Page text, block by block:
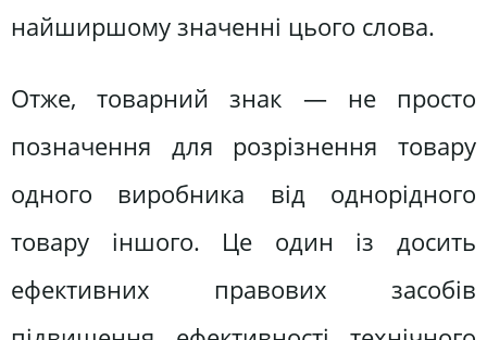
найширшому значенні цього слова.
Отже, товарний знак — не просто
позначення для розрізнення товару
одного виробника від однорідного
товару іншого. Це один із досить
ефективних правових засобів